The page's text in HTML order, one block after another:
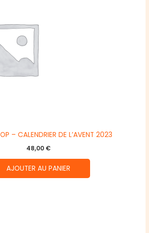
– CALENDRIER DE L’AVENT 2023
48,00 €
AJOUTER AU PANIER